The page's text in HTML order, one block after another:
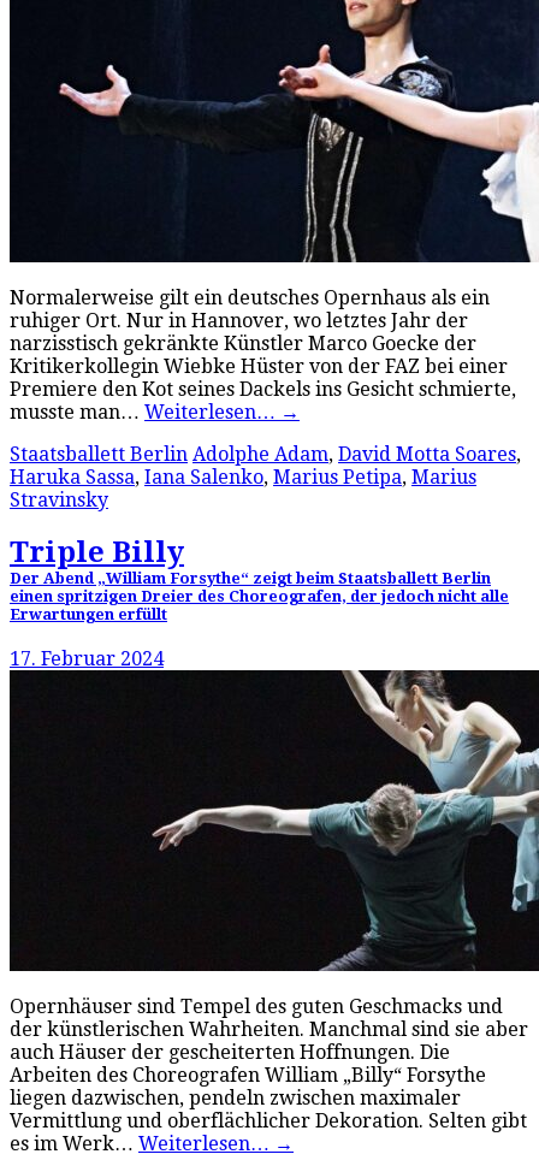
Normalerweise gilt ein deutsches Opernhaus als ein
ruhiger Ort. Nur in Hannover, wo letztes Jahr der
narzisstisch gekränkte Künstler Marco Goecke der
Kritikerkollegin Wiebke Hüster von der FAZ bei einer
Premiere den Kot seines Dackels ins Gesicht schmierte,
musste man… Weiterlesen… →
Staatsballett Berlin Adolphe Adam, David Motta Soares,
Haruka Sassa, Iana Salenko, Marius Petipa, Marius
Stravinsky
Triple Billy
Der Abend „William Forsythe“ zeigt beim Staatsballett Berlin
einen spritzigen Dreier des Choreografen, der jedoch nicht alle
Erwartungen erfüllt
17. Februar 2024
Opernhäuser sind Tempel des guten Geschmacks und
der künstlerischen Wahrheiten. Manchmal sind sie aber
auch Häuser der gescheiterten Hoffnungen. Die
Arbeiten des Choreografen William „Billy“ Forsythe
liegen dazwischen, pendeln zwischen maximaler
Vermittlung und oberflächlicher Dekoration. Selten gibt
es im Werk… Weiterlesen… →